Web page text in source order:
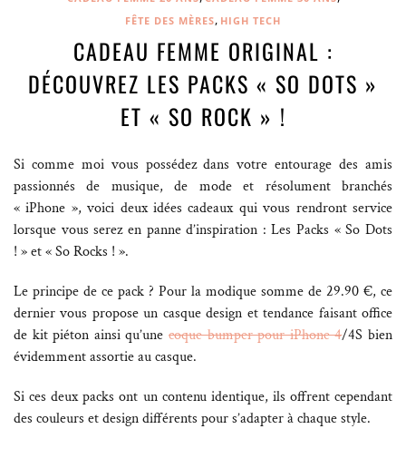
FÊTE DES MÈRES, HIGH TECH
CADEAU FEMME ORIGINAL :
DÉCOUVREZ LES PACKS « SO DOTS »
ET « SO ROCK » !
Si comme moi vous possédez dans votre entourage des amis
passionnés de musique, de mode et résolument branchés
« iPhone », voici deux idées cadeaux qui vous rendront service
lorsque vous serez en panne d’inspiration : Les Packs « So Dots
! » et « So Rocks ! ».
Le principe de ce pack ? Pour la modique somme de 29.90 €, ce
dernier vous propose un casque design et tendance faisant office
de kit piéton ainsi qu’une coque bumper pour iPhone 4/4S bien
évidemment assortie au casque.
Si ces deux packs ont un contenu identique, ils offrent cependant
des couleurs et design différents pour s’adapter à chaque style.